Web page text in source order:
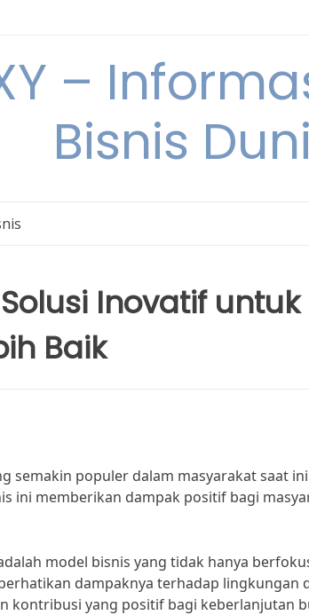
–
Bisnis
Inovatif untuk
Baik
semakin populer dalam masyarakat saat
ini memberikan dampak positif bagi
model bisnis yang tidak hanya
dampaknya terhadap lingkungan
kontribusi yang positif bagi keberlanjutan